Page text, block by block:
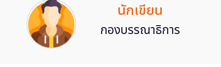
นักเขียน
กองบรรณาธิการ